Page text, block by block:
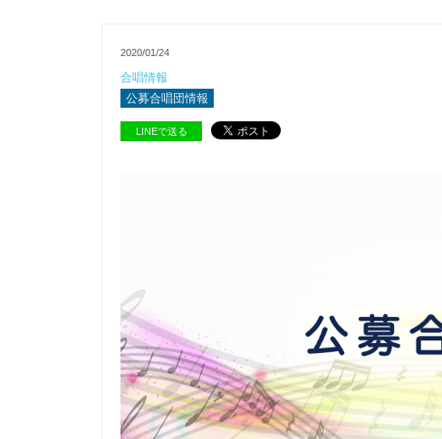
2020/01/24
合唱情報
公募合唱団情報
LINEで送る